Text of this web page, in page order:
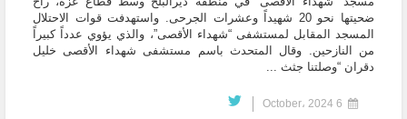
ضحيتها نحو 20 شهيداً وعشرات الجرحى. واستهدفت قوات الاحتلال
المسجد المقابل لمستشفى “شهداء الأقصى”، والذي يؤوي عدداً كبيراً
من النازحين. وقال المتحدث باسم مستشفى شهداء الأقصى خليل
دقران “وصلتنا جثث ...